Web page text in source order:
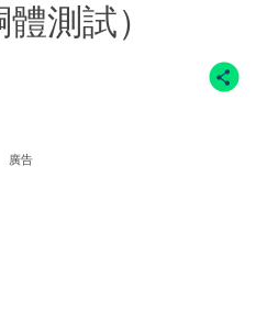
測試）
廣告